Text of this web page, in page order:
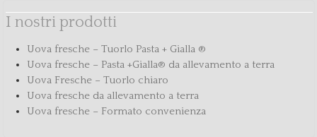
I nostri prodotti
Uova fresche – Tuorlo Pasta + Gialla ®
Uova fresche – Pasta +Gialla® da allevamento a terra
Uova Fresche – Tuorlo chiaro
Uova fresche da allevamento a terra
Uova fresche – Formato convenienza